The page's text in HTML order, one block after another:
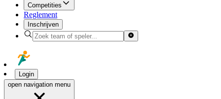
Competities
Reglement
Inschrijven
Login
open navigation menu